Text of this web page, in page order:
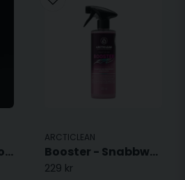
Diamond Glass Towel - Glasduk, 3-Pack
ARCTICLEAN
Booster - Snabbwax
229 kr